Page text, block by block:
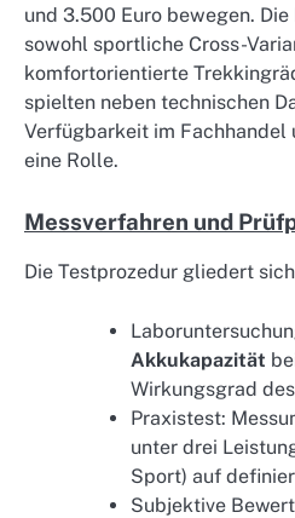
und 3.500 Euro bewegen.
sowohl sportliche Cross-
komfortorientierte
spielten neben technischen
Verfügbarkeit im Fachhandel
eine Rolle.
Messverfahren und
Die Testprozedur gliedert
Akkukapazität
Wirkungsgrad
Praxistest:
unter drei
Sport) auf
Subjektive